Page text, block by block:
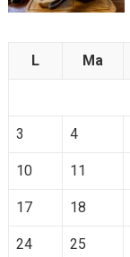
L Ma
3 4
10 11
17 18
24 25